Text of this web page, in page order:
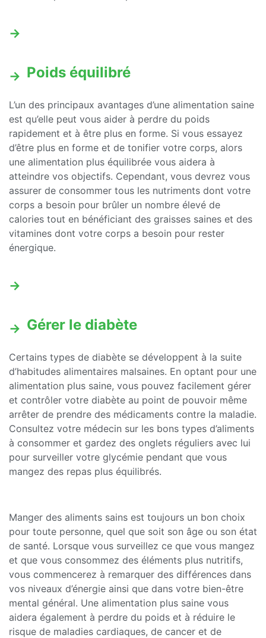
Poids équilibré
L’un des principaux avantages d’une alimentation saine
est qu’elle peut vous aider à perdre du poids
rapidement et à être plus en forme. Si vous essayez
d’être plus en forme et de tonifier votre corps, alors
une alimentation plus équilibrée vous aidera à
atteindre vos objectifs. Cependant, vous devrez vous
assurer de consommer tous les nutriments dont votre
corps a besoin pour brûler un nombre élevé de
calories tout en bénéficiant des graisses saines et des
vitamines dont votre corps a besoin pour rester
énergique.
Gérer le diabète
Certains types de diabète se développent à la suite
d’habitudes alimentaires malsaines. En optant pour une
alimentation plus saine, vous pouvez facilement gérer
et contrôler votre diabète au point de pouvoir même
arrêter de prendre des médicaments contre la maladie.
Consultez votre médecin sur les bons types d’aliments
à consommer et gardez des onglets réguliers avec lui
pour surveiller votre glycémie pendant que vous
mangez des repas plus équilibrés.
Manger des aliments sains est toujours un bon choix
pour toute personne, quel que soit son âge ou son état
de santé. Lorsque vous surveillez ce que vous mangez
et que vous consommez des éléments plus nutritifs,
vous commencerez à remarquer des différences dans
vos niveaux d’énergie ainsi que dans votre bien-être
mental général. Une alimentation plus saine vous
aidera également à perdre du poids et à réduire le
risque de maladies cardiaques, de cancer et de